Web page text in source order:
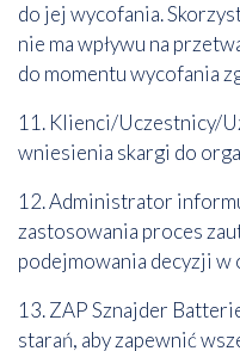
do jej wycofania.
nie ma wpływu na
do momentu wycofania
11. Klienci/Uczestnicy/
wniesienia skargi do
12. Administrator
zastosowania proces
podejmowania decyzji
13. ZAP Sznajder
starań, aby zapewnić